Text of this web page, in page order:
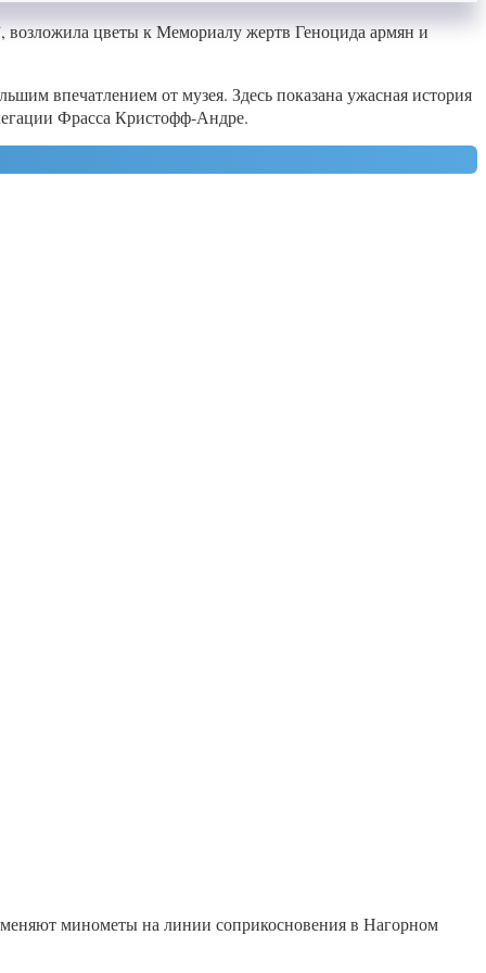
цветы к Мемориалу жертв Геноцида армян и
впечатлением от музея. Здесь показана ужасная история
Фрасса Кристофф-Андре.
минометы на линии соприкосновения в Нагорном